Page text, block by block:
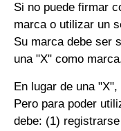
Si no puede firmar
marca o utilizar un
Su marca debe ser
una "X" como
En lugar de una
Pero para poder
debe: (1)